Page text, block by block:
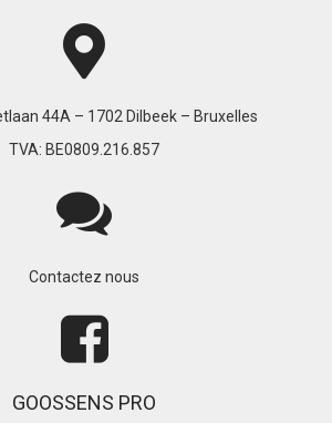
44A – 1702 Dilbeek – Bruxelles
TVA: BE0809.216.857
Contactez nous
GOOSSENS PRO